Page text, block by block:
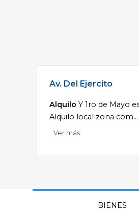
Av. Del Ejercito
Alquilo Y 1ro de Mayo
Alquilo local zona com...
Ver más
BIENES